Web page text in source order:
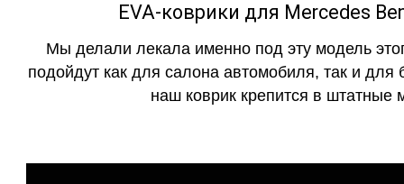
EVA-коврики для Mercedes
Мы делали лекала именно под эту модель
подойдут как для салона автомобиля, так и для
наш коврик крепится в штатные